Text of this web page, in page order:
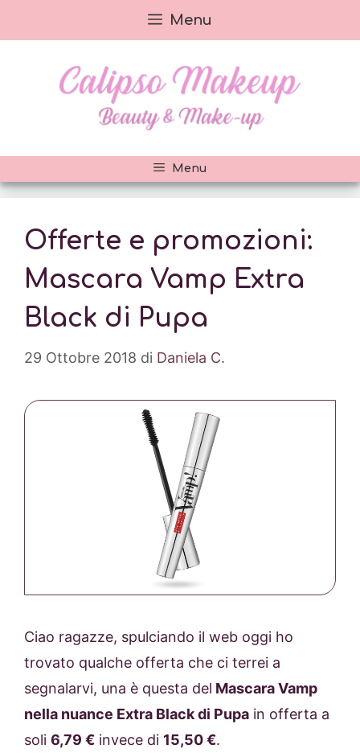
al
Menu
Menu
Offerte e promozioni:
Mascara Vamp Extra
Black di Pupa
29 Ottobre 2018 di Daniela C.
Ciao ragazze, spulciando il web oggi ho
trovato qualche offerta che ci terrei a
segnalarvi, una è questa del Mascara Vamp
nella nuance Extra Black di Pupa in offerta a
soli 6,79 € invece di 15,50 €.